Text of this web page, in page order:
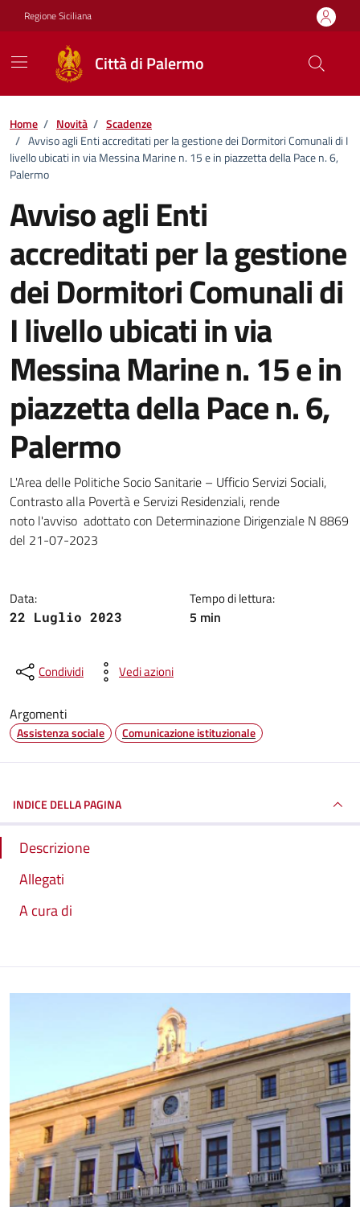
Vai ai contenuti
Vai al footer
Regione Siciliana
Città di Palermo
Home / Novità / Scadenze
/ Avviso agli Enti accreditati per la gestione dei Dormitori Comunali di I
livello ubicati in via Messina Marine n. 15 e in piazzetta della Pace n. 6,
Palermo
Avviso agli Enti
accreditati per la gestione
dei Dormitori Comunali di
I livello ubicati in via
Messina Marine n. 15 e in
piazzetta della Pace n. 6,
Palermo
Dettagli della notizia
L'Area delle Politiche Socio Sanitarie – Ufficio Servizi Sociali,
Contrasto alla Povertà e Servizi Residenziali, rende
noto l'avviso adottato con Determinazione Dirigenziale N 8869
del 21-07-2023
Data:
22 Luglio 2023
Tempo di lettura:
5 min
Condividi Vedi azioni
Argomenti
Assistenza sociale Comunicazione istituzionale
INDICE DELLA PAGINA
Descrizione
Allegati
A cura di